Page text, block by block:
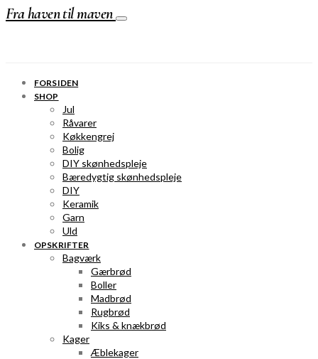
Fra haven til maven
FORSIDEN
SHOP
Jul
Råvarer
Køkkengrej
Bolig
DIY skønhedspleje
Bæredygtig skønhedspleje
DIY
Keramik
Garn
Uld
OPSKRIFTER
Bagværk
Gærbrød
Boller
Madbrød
Rugbrød
Kiks & knækbrød
Kager
Æblekager